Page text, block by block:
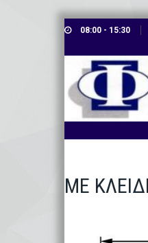
Skip
content
08:00 - 15:30
ΜΕ